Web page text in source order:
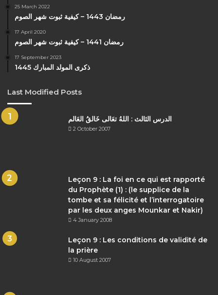
25 March 2022
رمضان 1443 – كيفية ثبوت شهر الصوم
17 April 2020
رمضان 1441 – كيفية ثبوت شهر الصوم
17 September 2023
ذكرى المولد المبارك 1445
Last Modified Posts
الدرس الثالث : اللهُ تعَالى خَالقُ العَالم
2 October 2007
Leçon 9 : La foi en ce qui est rapporté
du Prophète (1) : (le supplice de la
tombe et sa félicité et l’interrogatoire
par les deux anges Mounkar et Nakir)
4 January 2008
Leçon 9 : Les conditions de validité de
la prière
10 August 2007